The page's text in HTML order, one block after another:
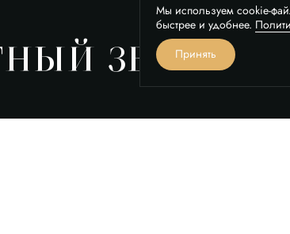
звонок
Мы используем cookie-
быстрее и удобнее.
Принять